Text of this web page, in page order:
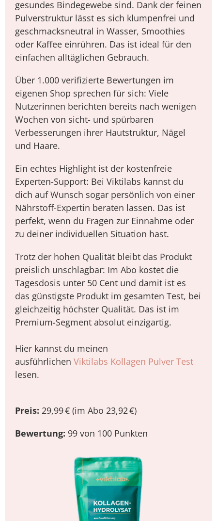
gesundes Bindegewebe sind. Dank der feinen
Pulverstruktur lässt es sich klumpenfrei und
geschmacksneutral in Wasser, Smoothies
oder Kaffee einrühren. Das ist ideal für den
einfachen alltäglichen Gebrauch.
Über 1.000 verifizierte Bewertungen im
eigenen Shop sprechen für sich: Viele
Nutzerinnen berichten bereits nach wenigen
Wochen von sicht- und spürbaren
Verbesserungen ihrer Hautstruktur, Nägel
und Haare.
Ein echtes Highlight ist der kostenfreie
Experten-Support: Bei Viktilabs kannst du
dich auf Wunsch sogar persönlich von einer
Nährstoff-Expertin beraten lassen. Das ist
perfekt, wenn du Fragen zur Einnahme oder
zu deiner individuellen Situation hast.
Trotz der hohen Qualität bleibt das Produkt
preislich unschlagbar: Im Abo kostet die
Tagesdosis unter 50 Cent und damit ist es
das günstigste Produkt im gesamten Test, bei
gleichzeitig höchster Qualität. Das ist im
Premium-Segment absolut einzigartig.
Hier kannst du meinen
ausführlichen Viktilabs Kollagen Pulver Test
lesen.
Preis: 29,99 € (im Abo 23,92 €)
Bewertung: 99 von 100 Punkten